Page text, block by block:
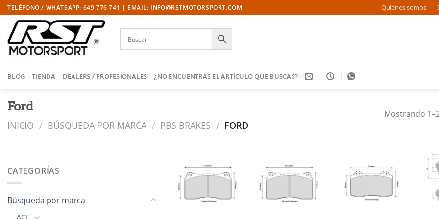
Saltar
al
contenido
TELÉFONO / WHATSAPP: 649 776 741 | EMAIL: INFO@RSTMOTORSPORT.COM Quiénes somos
BLOG TIENDA DEALERS / PROFESIONALES ¿NO ENCUENTRAS EL ARTÍCULO QUE BUSCAS?
Ford
INICIO / BÚSQUEDA POR MARCA / PBS BRAKES / FORD
Mostrando
CATEGORÍAS
Búsqueda por marca
ACL
Añadir
a la
lista de
Añadir
a la
lista de
Añadir
a la
lista de